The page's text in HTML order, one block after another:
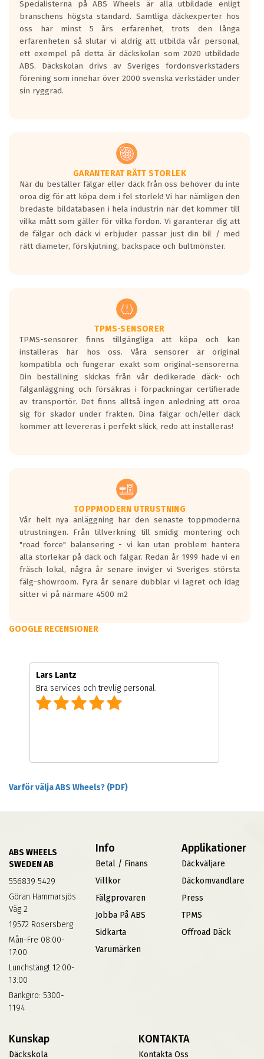
längsta.
Inga D eller G betyg delas ut för
personbilar och lätta lastbilar.
Betyget sätts efter ett test där däcken
skall bromsa in på en väg där det ligger
0.5-1.5 mm vatten.
I 80km/h kommer skillnaden på
Vid körning i över 50km/h brukar
rullmotståndets ljud överträffa
motorljudet.
På däckmärkningen kommer det finnas
en symbol av ett däck med vågar. Hög
bullernivå markeras med svarta vågor
medans de vita vågorna påvisar om det är
ett tyst däck.
regelverket som introduceras år 2016.
Ett däck med två svarta vågor är redan
godkända för år 2016 nya regelverk.
Ett däck med en svart våg kommer vara
minst tre decibel tystare än det
regelverk som börjar gälla 2016.
Specialisterna på ABS Wheels är alla utbildade enligt
branschens högsta standard. Samtliga däckexperter hos
oss har minst 5 års erfarenhet, trots den långa
erfarenheten så slutar vi aldrig att utbilda vår personal,
ett exempel på detta är däckskolan som 2020 utbildade
ABS. Däckskolan drivs av Sveriges fordonsverkstäders
förening som innehar över 2000 svenska verkstäder under
sin ryggrad.
GARANTERAT RÄTT STORLEK
När du beställer fälgar eller däck från oss behöver du inte
oroa dig för att köpa dem i fel storlek! Vi har nämligen den
bredaste bildatabasen i hela industrin när det kommer till
vilka mått som gäller för vilka fordon. Vi garanterar dig att
de fälgar och däck vi erbjuder passar just din bil / med
rätt diameter, förskjutning, backspace och bultmönster.
TPMS-SENSORER
TPMS-sensorer finns tillgängliga att köpa och kan
installeras här hos oss. Våra sensorer är original
kompatibla och fungerar exakt som original-sensorerna.
Din beställning skickas från vår dedikerade däck- och
fälganläggning och försäkras i förpackningar certifierade
av transportör. Det finns alltså ingen anledning att oroa
sig för skador under frakten. Dina fälgar och/eller däck
kommer att levereras i perfekt skick, redo att installeras!
TOPPMODERN UTRUSTNING
Vår helt nya anläggning har den senaste toppmoderna
utrustningen. Från tillverkning till smidig montering och
"road force" balansering - vi kan utan problem hantera
alla storlekar på däck och fälgar. Redan år 1999 hade vi en
fräsch lokal, några år senare inviger vi Sveriges största
fälg-showroom. Fyra år senare dubblar vi lagret och idag
sitter vi på närmare 4500 m2
GOOGLE RECENSIONER
Lars Lantz
Bra services och trevlig personal.
Varför välja ABS Wheels? (PDF)
ABS WHEELS
SWEDEN AB
556839 5429
Göran Hammarsjös
Väg 2
19572 Rosersberg
Mån-Fre 08:00-
17:00
Lunchstängt 12:00-
13:00
Bankgiro: 5300-
1194
Info
Betal / Finans
Villkor
Fälgprovaren
Jobba På ABS
Sidkarta
Varumärken
Applikationer
Däckväljare
Däckomvandlare
Press
TPMS
Offroad Däck
Kunskap
Däckskola
KONTAKTA
Kontakta Oss